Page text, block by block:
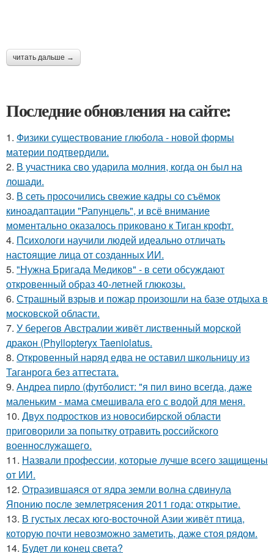
читать дальше →
Последние обновления на сайте:
1. Физики существование глюбола - новой формы
материи подтвердили.
2. В участника сво ударила молния, когда он был на
лошади.
3. В сеть просочились свежие кадры со съёмок
киноадаптации "Рапунцель", и всё внимание
моментально оказалось приковано к Тиган крофт.
4. Психологи научили людей идеально отличать
настоящие лица от созданных ИИ.
5. "Нужна Бригада Медиков" - в сети обсуждают
откровенный образ 40-летней глюкозы.
6. Страшный взрыв и пожар произошли на базе отдыха в
московской области.
7. У берегов Австралии живёт лиственный морской
дракон (Phyllopteryx Taeniolatus.
8. Откровенный наряд едва не оставил школьницу из
Таганрога без аттестата.
9. Андреа пирло (футболист: "я пил вино всегда, даже
маленьким - мама смешивала его с водой для меня.
10. Двух подростков из новосибирской области
приговорили за попытку отравить российского
военнослужащего.
11. Назвали профессии, которые лучше всего защищены
от ИИ.
12. Отразившаяся от ядра земли волна сдвинула
Японию после землетрясения 2011 года: открытие.
13. В густых лесах юго-восточной Азии живёт птица,
которую почти невозможно заметить, даже стоя рядом.
14. Будет ли конец света?